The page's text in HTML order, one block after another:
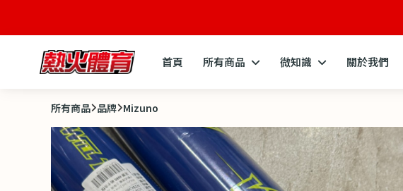
首頁 所有商品 微知識 關於我們
所有商品 品牌 Mizuno